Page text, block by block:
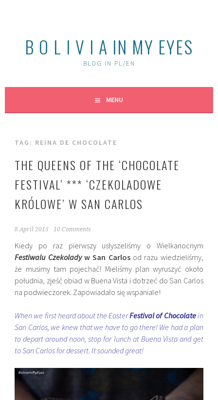
B O L I V I A IN MY EYES
BLOG IN PL/EN
MENU
TAG: REINA DE CHOCOLATE
THE QUEENS OF THE ‘CHOCOLATE
FESTIVAL’ *** ‘CZEKOLADOWE
KRÓLOWE’ W SAN CARLOS
8 April 2015 10 Comments
Kiedy po raz pierwszy usłyszeliśmy o Wielkanocnym
Festiwalu Czekoladyw San Carlosod razu wiedzieliśmy,
że musimy tam pojechać! Mieliśmy plan wyruszyć około
południa, zjeść obiad w Buena Vista i dotrzeć do San Carlos
na podwieczorek. Zapowiadało się wspaniale!
When we first heard about the EasterFestival of Chocolatein
San Carlos, we knew that we have to go there! We had a plan
to depart around noon, stop for lunch at Buena Vista and get
to San Carlos for dessert. It sounded great!